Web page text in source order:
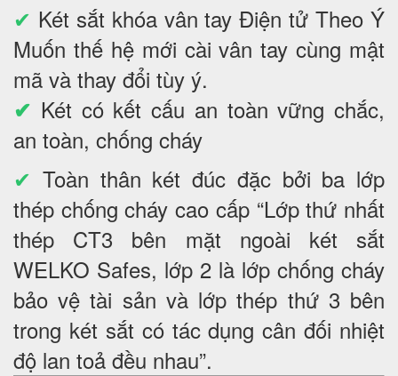
✔ Két sắt khóa vân tay Điện tử Theo Ý
Muốn thế hệ mới cài vân tay cùng mật
mã và thay đổi tùy ý.
✔ Két có kết cấu an toàn vững chắc,
an toàn, chống cháy
✔ Toàn thân két đúc đặc bởi ba lớp
thép chống cháy cao cấp “Lớp thứ nhất
thép CT3 bên mặt ngoài két sắt
WELKO Safes, lớp 2 là lớp chống cháy
bảo vệ tài sản và lớp thép thứ 3 bên
trong két sắt có tác dụng cân đối nhiệt
độ lan toả đều nhau”.